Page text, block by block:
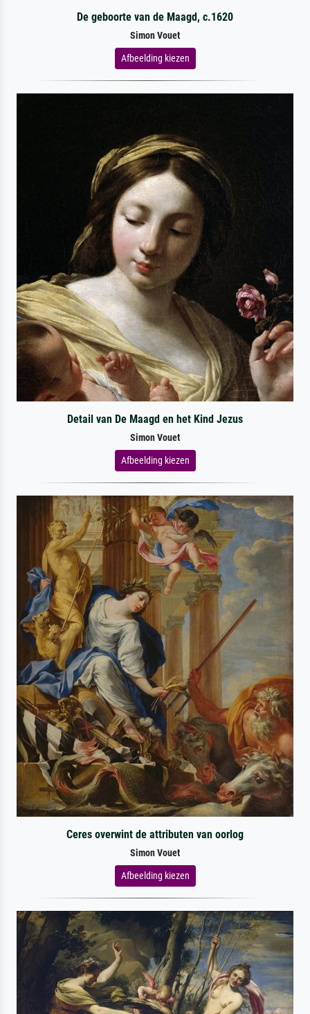
De geboorte van de Maagd, c.1620
Simon Vouet
Afbeelding kiezen
Detail van De Maagd en het Kind Jezus
Simon Vouet
Afbeelding kiezen
Ceres overwint de attributen van oorlog
Simon Vouet
Afbeelding kiezen